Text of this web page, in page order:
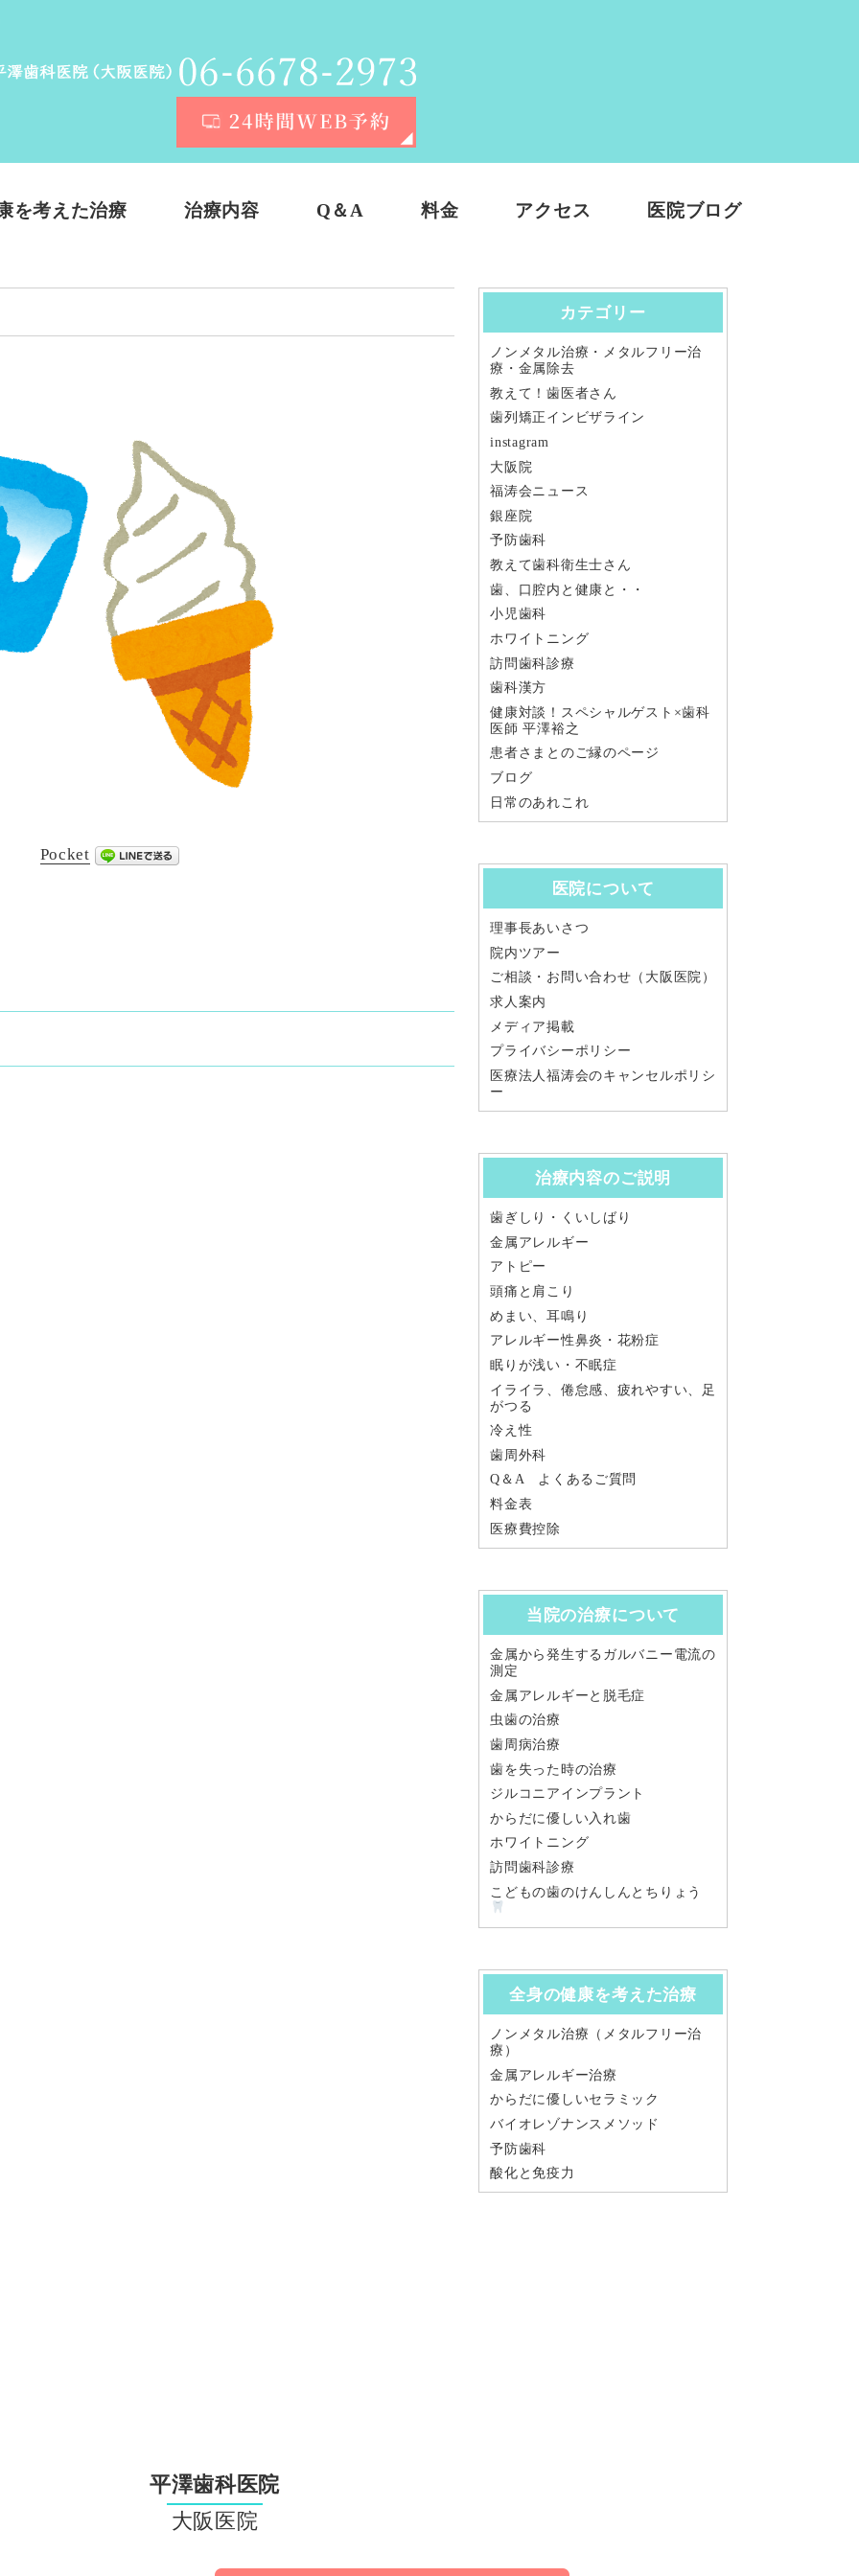
を考えた治療 治療内容 Q＆A 料金 アクセス 医院ブログ
Pocket
カテゴリー
ノンメタル治療・メタルフリー治
療・金属除去
教えて！歯医者さん
歯列矯正インビザライン
instagram
大阪院
福涛会ニュース
銀座院
予防歯科
教えて歯科衛生士さん
歯、口腔内と健康と・・
小児歯科
ホワイトニング
訪問歯科診療
歯科漢方
健康対談！スペシャルゲスト×歯科
医師 平澤裕之
患者さまとのご縁のページ
ブログ
日常のあれこれ
医院について
理事長あいさつ
院内ツアー
ご相談・お問い合わせ（大阪医院）
求人案内
メディア掲載
プライバシーポリシー
医療法人福涛会のキャンセルポリシ
ー
治療内容のご説明
歯ぎしり・くいしばり
金属アレルギー
アトピー
頭痛と肩こり
めまい、耳鳴り
アレルギー性鼻炎・花粉症
眠りが浅い・不眠症
イライラ、倦怠感、疲れやすい、足
がつる
冷え性
歯周外科
Q＆A よくあるご質問
料金表
医療費控除
当院の治療について
金属から発生するガルバニー電流の
測定
金属アレルギーと脱毛症
虫歯の治療
歯周病治療
歯を失った時の治療
ジルコニアインプラント
からだに優しい入れ歯
ホワイトニング
訪問歯科診療
こどもの歯のけんしんとちりょう
全身の健康を考えた治療
ノンメタル治療（メタルフリー治
療）
金属アレルギー治療
からだに優しいセラミック
バイオレゾナンスメソッド
予防歯科
酸化と免疫力
平澤歯科医院
大阪医院